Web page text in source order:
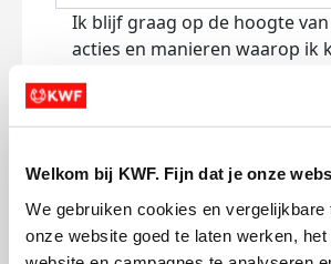
Welkom bij KWF. Fijn dat je onze
We gebruiken cookies en vergelijkbare
onze website goed te laten werken,
Ik blijf graag op de hoogte
acties en manieren waarop ik
E-mail
Lees hierhoe KWF omgaat met
persoonsgegevens.
Jouw bericht op de actiepagina
(optioneel)